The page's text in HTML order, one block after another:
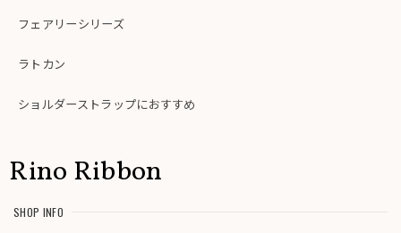
フェアリーシリーズ
ラトカン
ショルダーストラップにおすすめ
Rino Ribbon
SHOP INFO